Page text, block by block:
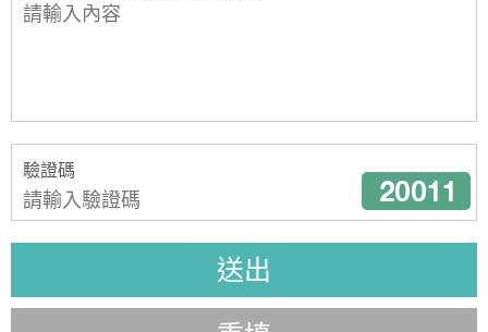
驗證碼
送出